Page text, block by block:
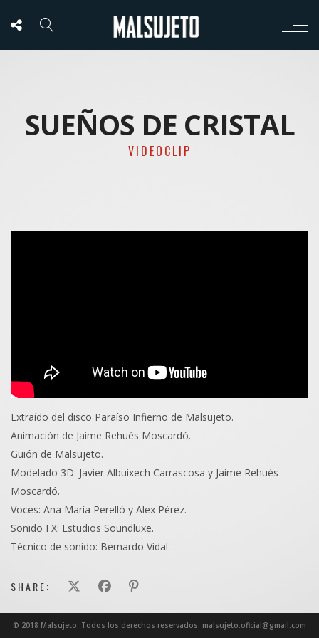
SUEÑOS DE CRISTAL
VIDEOCLIP
Extraído del disco Paraíso Infierno de Malsujeto.
Animación de Jaime Rehués Moscardó.
Guión de Malsujeto.
Modelado 3D: Javier Albuixech Carrascosa y Jaime Rehués
Moscardó.
Voces: Ana María Perelló y Alex Pérez.
Sonido FX: Estudios Soundluxe.
Técnico de sonido: Bernardo Vidal.
SHARE:
© 2018 Malsujeto. Todos los derechos reservados. malsujeto.oficial@gmail.com